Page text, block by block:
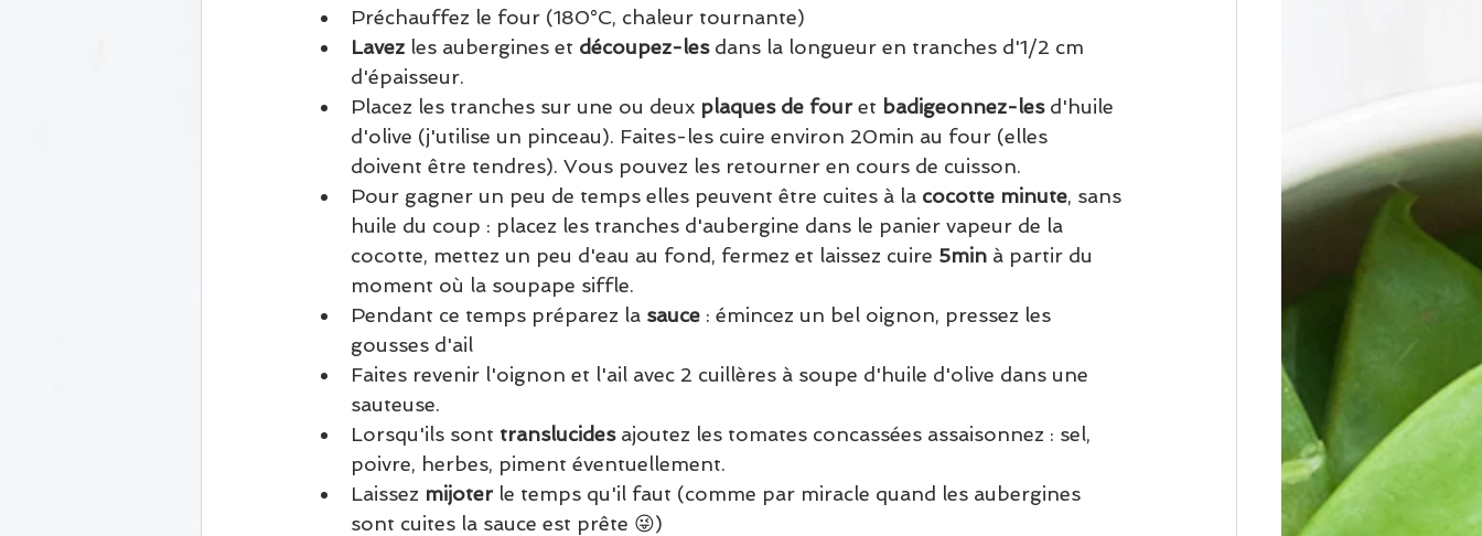
Préchauffez le four (180°C, chaleur tournante)
Lavez les aubergines et découpez-les dans la longueur en tranches d'1/2 cm
d'épaisseur.
Placez les tranches sur une ou deux plaques de four et badigeonnez-les d'huile
d'olive (j'utilise un pinceau). Faites-les cuire environ 20min au four (elles
doivent être tendres). Vous pouvez les retourner en cours de cuisson.
Pour gagner un peu de temps elles peuvent être cuites à la cocotte minute, sans
huile du coup : placez les tranches d'aubergine dans le panier vapeur de la
cocotte, mettez un peu d'eau au fond, fermez et laissez cuire 5min à partir du
moment où la soupape siffle.
Pendant ce temps préparez la sauce : émincez un bel oignon, pressez les
gousses d'ail
Faites revenir l'oignon et l'ail avec 2 cuillères à soupe d'huile d'olive dans une
sauteuse.
Lorsqu'ils sont translucides ajoutez les tomates concassées assaisonnez : sel,
poivre, herbes, piment éventuellement.
Laissez mijoter le temps qu'il faut (comme par miracle quand les aubergines
sont cuites la sauce est prête 😜)